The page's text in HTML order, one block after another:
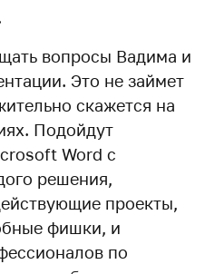
вопросы Вадима и
Это не займет
скажется на
Подойдут
Word с
решения,
проекты,
фишки, и
по